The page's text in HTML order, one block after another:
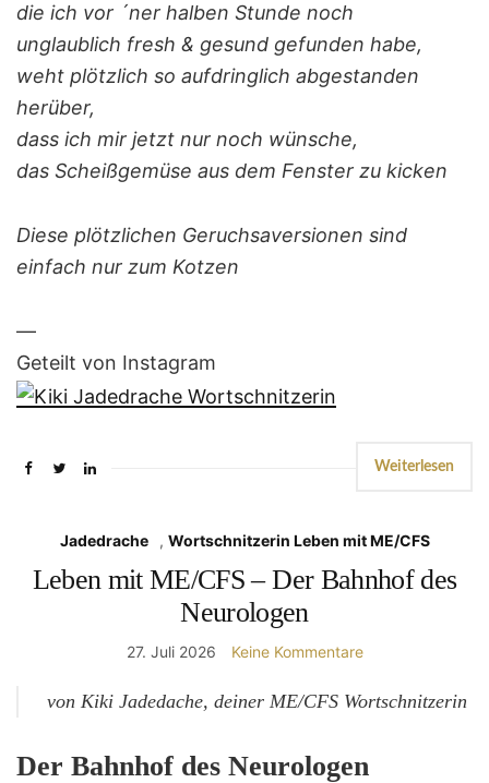
die ich vor ´ner halben Stunde noch
unglaublich fresh & gesund gefunden habe,
weht plötzlich so aufdringlich abgestanden
herüber,
dass ich mir jetzt nur noch wünsche,
das Scheißgemüse aus dem Fenster zu kicken
Diese plötzlichen Geruchsaversionen sind
einfach nur zum Kotzen
—
Geteilt von Instagram
Weiterlesen
Jadedrache , Wortschnitzerin Leben mit ME/CFS
Leben mit ME/CFS – Der Bahnhof des
Neurologen
27. Juli 2026 Keine Kommentare
von Kiki Jadedache, deiner ME/CFS Wortschnitzerin
Der Bahnhof des Neurologen